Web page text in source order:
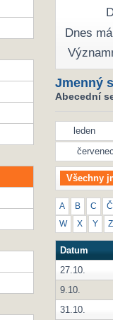
Dnes
Jmenný
Abecední
leden
červenec
Všechny
A B C Č
W X Y Z
Datum
27.10.
9.10.
31.10.